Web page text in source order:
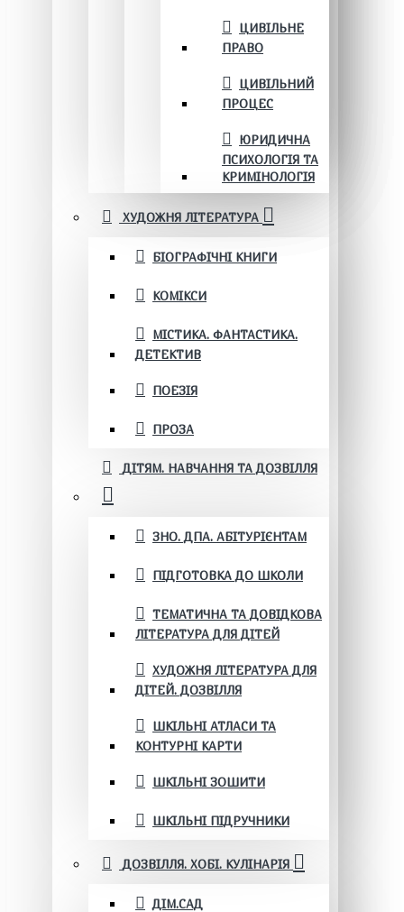
ЦИВІЛЬНЕ
ПРАВО
ЦИВІЛЬНИЙ
ПРОЦЕС
ЮРИДИЧНА
ПСИХОЛОГІЯ ТА
КРИМІНОЛОГІЯ
ХУДОЖНЯ ЛІТЕРАТУРА
БІОГРАФІЧНІ КНИГИ
КОМІКСИ
МІСТИКА. ФАНТАСТИКА.
ДЕТЕКТИВ
ПОЕЗІЯ
ПРОЗА
ДІТЯМ. НАВЧАННЯ ТА ДОЗВІЛЛЯ
ЗНО. ДПА. АБІТУРІЄНТАМ
ПІДГОТОВКА ДО ШКОЛИ
ТЕМАТИЧНА ТА ДОВІДКОВА
ЛІТЕРАТУРА ДЛЯ ДІТЕЙ
ХУДОЖНЯ ЛІТЕРАТУРА ДЛЯ
ДІТЕЙ. ДОЗВІЛЛЯ
ШКІЛЬНІ АТЛАСИ ТА
КОНТУРНІ КАРТИ
ШКІЛЬНІ ЗОШИТИ
ШКІЛЬНІ ПІДРУЧНИКИ
ДОЗВІЛЛЯ. ХОБІ. КУЛІНАРІЯ
ДІМ.САД